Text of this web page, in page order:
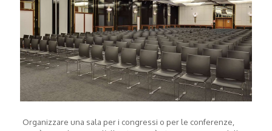
Organizzare una sala per i congressi o per le conferenze,